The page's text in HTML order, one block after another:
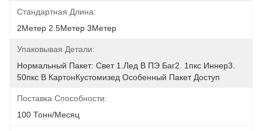
Стандартная Длина:
2Метер 2.5Метер 3Метер
Упаковывая Детали:
Нормальный Пакет: Свет 1.лед В ПЭ Баг2. 1пкс Иннер3.
50пкс В КартонКустомизед Особенный Пакет Доступ
Поставка Способности:
100 Тонн/месяц